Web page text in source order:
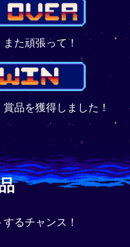
た頑張って！
品を獲得しました！
るチャンス！